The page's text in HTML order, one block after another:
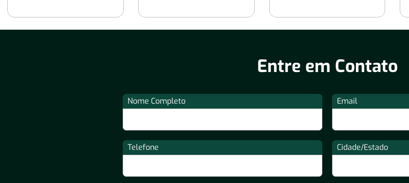
Entre em Contato
Nome Completo Email
Telefone Cidade/Estado